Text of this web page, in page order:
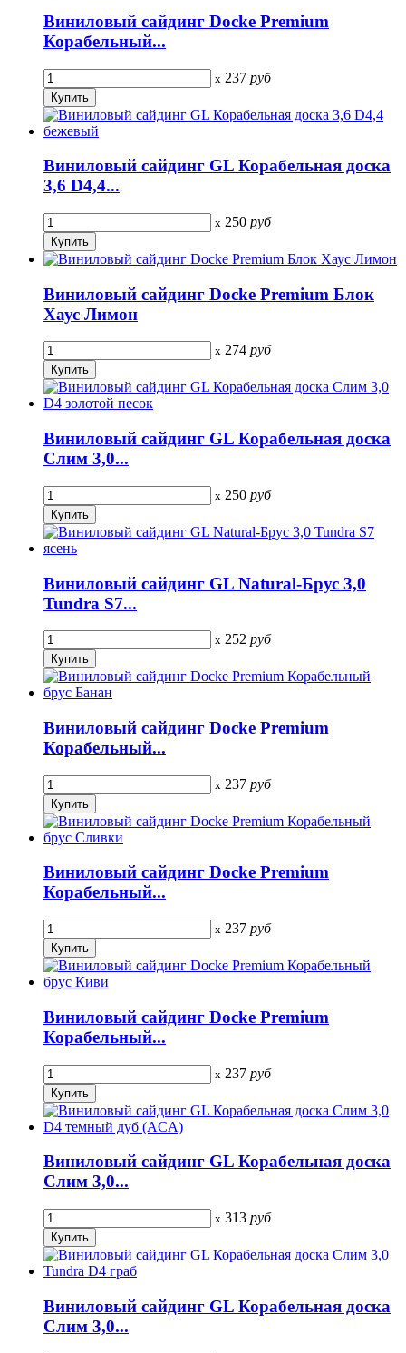
Виниловый сайдинг Docke Premium
Корабельный...
x 237 руб
Виниловый сайдинг GL Корабельная доска
3,6 D4,4...
x 250 руб
Виниловый сайдинг Docke Premium Блок
Хаус Лимон
x 274 руб
Виниловый сайдинг GL Корабельная доска
Слим 3,0...
x 250 руб
Виниловый сайдинг GL Natural-Брус 3,0
Tundra S7...
x 252 руб
Виниловый сайдинг Docke Premium
Корабельный...
x 237 руб
Виниловый сайдинг Docke Premium
Корабельный...
x 237 руб
Виниловый сайдинг Docke Premium
Корабельный...
x 237 руб
Виниловый сайдинг GL Корабельная доска
Слим 3,0...
x 313 руб
Виниловый сайдинг GL Корабельная доска
Слим 3,0...